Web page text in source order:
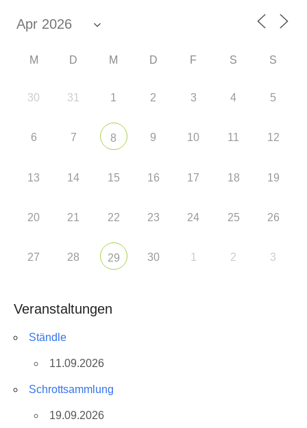
M D M D F S S
30 31 1 2 3 4 5
6 7 8 9 10 11 12
13 14 15 16 17 18 19
20 21 22 23 24 25 26
27 28 29 30 1 2 3
Veranstaltungen
Ständle
11.09.2026
Schrottsammlung
19.09.2026